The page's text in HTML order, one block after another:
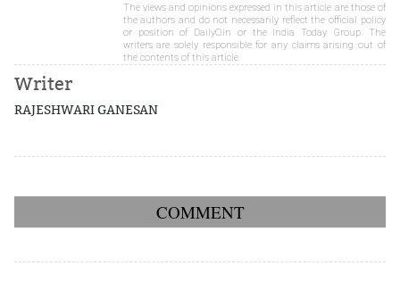
The views and opinions expressed in this article are those of
the authors and do not necessarily reflect the official policy
or position of DailyO.in or the India Today Group. The
writers are solely responsible for any claims arising out of
the contents of this article.
Writer
RAJESHWARI GANESAN
COMMENT